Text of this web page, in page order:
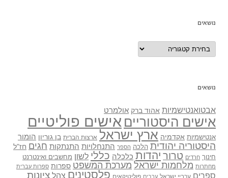
נושאים
נושאים
נושאים
אבטואנטישמיות אהוד ברק אולמרט
אישים היסטוריים אישים פוליטיים
אנטישמיות אקדמיה ארץ ישראל ארצות הברית בן גוריון הומור
היסטוריה יהודית הלכה הספר התנחלויות התנתקות חגים חז"ל
חינוך חרדים טרור יהדות כלכלה כללי לשון מחשבים ואינטרנט
מחתרות מלחמות ישראל מערכת המשפט ספרות ספרות עברית
ספרים ערביי ישראל ערבים פוליטיקאים פלסטינים צהל ציונות